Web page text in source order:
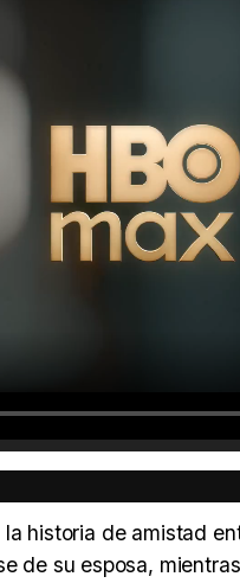
historia de amistad
de su esposa,